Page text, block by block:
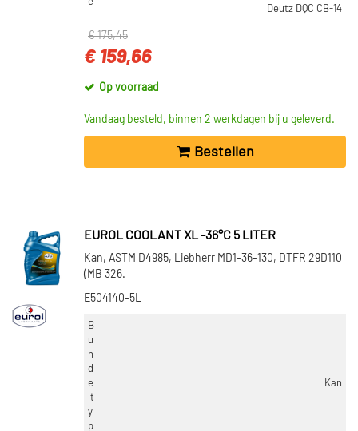
Deutz DQC CB-14
€ 175,45
€ 159,66
Op voorraad
Vandaag besteld, binnen 2 werkdagen bij u geleverd.
Bestellen
EUROL COOLANT XL -36°C 5 LITER
Kan, ASTM D4985, Liebherr MD1-36-130, DTFR 29D110
(MB 326.
E504140-5L
B
u
n
d
e
lt
y
p
Kan